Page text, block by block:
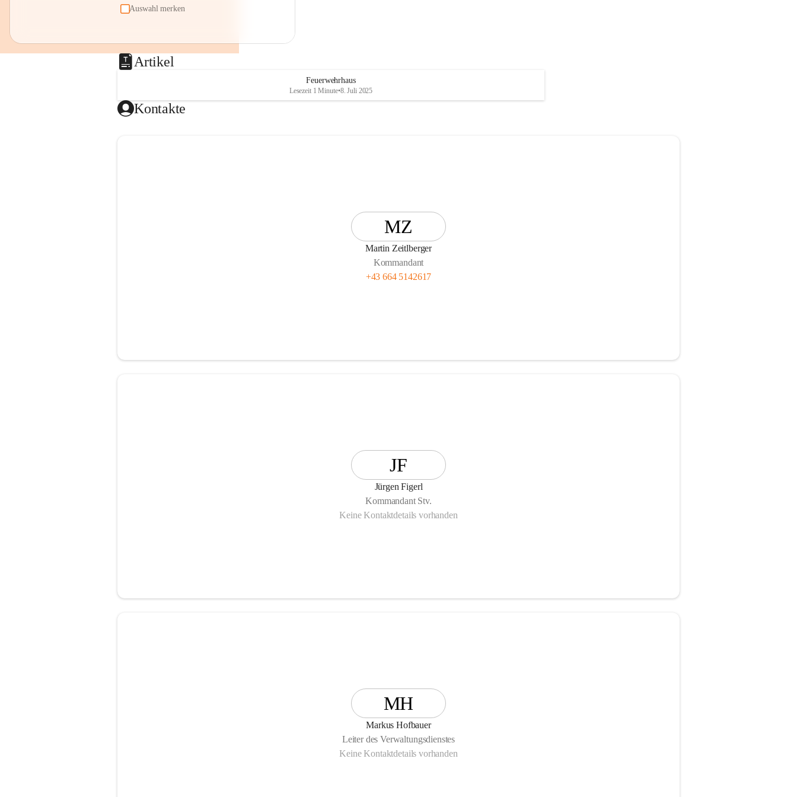
Auswahl merken
Artikel
Feuerwehrhaus
Lesezeit 1 Minute•8. Juli 2025
Kontakte
MZ
Martin Zeitlberger
Kommandant
+43 664 5142617
JF
Jürgen Figerl
Kommandant Stv.
Keine Kontaktdetails vorhanden
MH
Markus Hofbauer
Leiter des Verwaltungsdienstes
Keine Kontaktdetails vorhanden